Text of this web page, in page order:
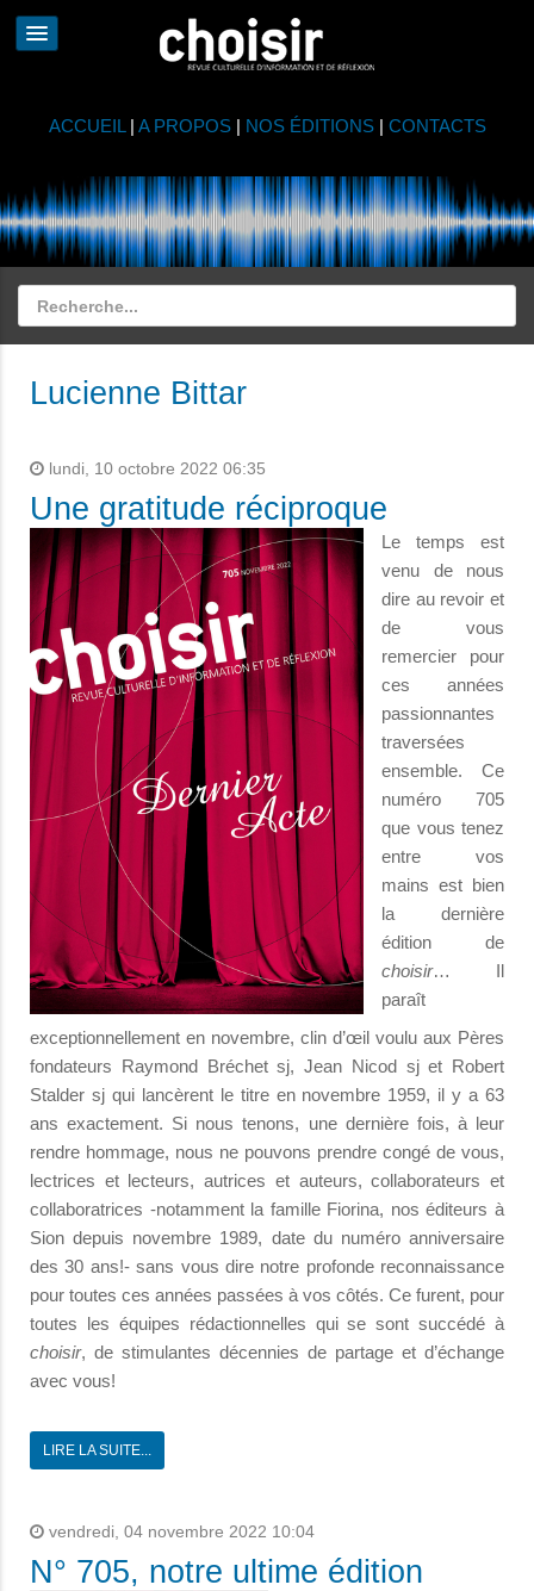
ACCUEIL | A PROPOS| NOS ÉDITIONS| CONTACTS
Lucienne Bittar
lundi, 10 octobre 2022 06:35
Une gratitude réciproque
Le temps est
venu de nous
dire au revoir et
de vous
remercier pour
ces années
passionnantes
traversées
ensemble. Ce
numéro 705
que vous tenez
entre vos
mains est bien
la dernière
édition de
choisir… Il
paraît
exceptionnellement en novembre, clin d’œil voulu aux Pères
fondateurs Raymond Bréchet sj, Jean Nicod sj et Robert
Stalder sj qui lancèrent le titre en novembre 1959, il y a 63
ans exactement. Si nous tenons, une dernière fois, à leur
rendre hommage, nous ne pouvons prendre congé de vous,
lectrices et lecteurs, autrices et auteurs, collaborateurs et
collaboratrices -notamment la famille Fiorina, nos éditeurs à
Sion depuis novembre 1989, date du numéro anniversaire
des 30 ans!- sans vous dire notre profonde reconnaissance
pour tou­tes ces années passées à vos côtés. Ce furent, pour
toutes les équipes rédactionnelles qui se sont succédé à
choisir, de stimulantes décennies de partage et d’échange
avec vous!
LIRE LA SUITE...
vendredi, 04 novembre 2022 10:04
N° 705, notre ultime édition